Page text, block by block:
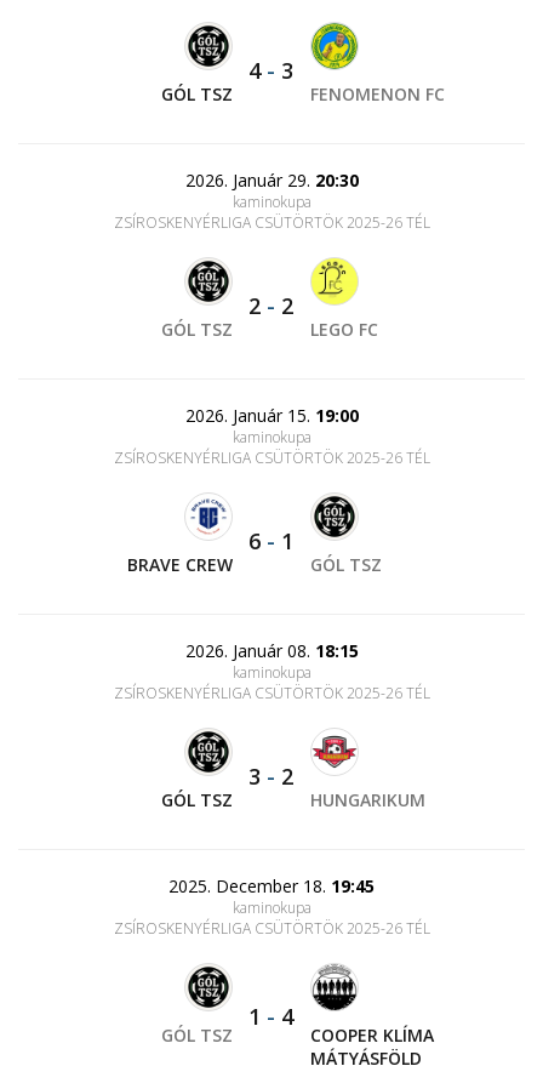
GÓL TSZ
4- 3
FENOMENON FC
2026. Január 29. 20:30
kaminokupa
ZSÍROSKENYÉRLIGA CSÜTÖRTÖK 2025-26 TÉL
GÓL TSZ
2 - 2
LEGO FC
2026. Január 15. 19:00
kaminokupa
ZSÍROSKENYÉRLIGA CSÜTÖRTÖK 2025-26 TÉL
BRAVE CREW
6 - 1
GÓL TSZ
2026. Január 08. 18:15
kaminokupa
ZSÍROSKENYÉRLIGA CSÜTÖRTÖK 2025-26 TÉL
GÓL TSZ
3 - 2
HUNGARIKUM
2025. December 18. 19:45
kaminokupa
ZSÍROSKENYÉRLIGA CSÜTÖRTÖK 2025-26 TÉL
GÓL TSZ
1 - 4
COOPER KLÍMA
MÁTYÁSFÖLD